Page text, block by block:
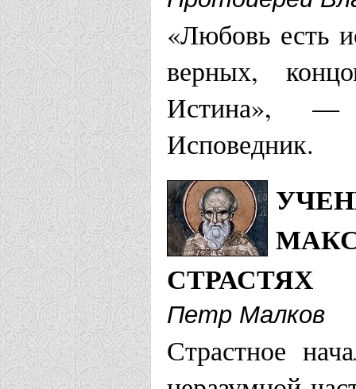
«Любовь есть
верных,
Истина», —
Исповедник.
СТРАСТЯХ
Петр Малков
Страстное